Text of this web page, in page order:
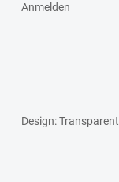
Anmelden
Design: Transparent